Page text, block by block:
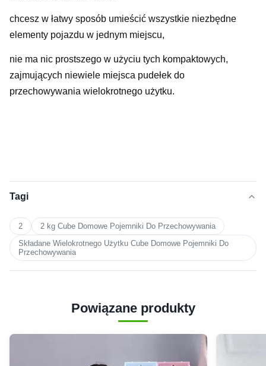
chcesz w łatwy sposób umieścić wszystkie niezbędne
elementy pojazdu w jednym miejscu,
nie ma nic prostszego w użyciu tych kompaktowych,
zajmujących niewiele miejsca pudełek do
przechowywania wielokrotnego użytku.
Tagi
2
2 kg Cube Domowe Pojemniki Do Przechowywania
Składane Wielokrotnego Użytku Cube Domowe Pojemniki Do
Przechowywania
Powiązane produkty